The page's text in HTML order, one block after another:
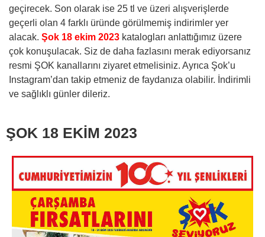
geçirecek. Son olarak ise 25 tl ve üzeri alışverişlerde
geçerli olan 4 farklı üründe görülmemiş indirimler yer
alacak. Şok 18 ekim 2023 katalogları anlattığımız üzere
çok konuşulacak. Siz de daha fazlasını merak ediyorsanız
resmi ŞOK kanallarını ziyaret etmelisiniz. Ayrıca Şok’u
Instagram’dan takip etmeniz de faydanıza olabilir. İndirimli
ve sağlıklı günler dileriz.
ŞOK 18 EKİM 2023